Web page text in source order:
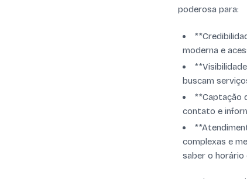
poderosa para:
moderna e
buscam
**Captação
contato e
complexas e
saber o horário